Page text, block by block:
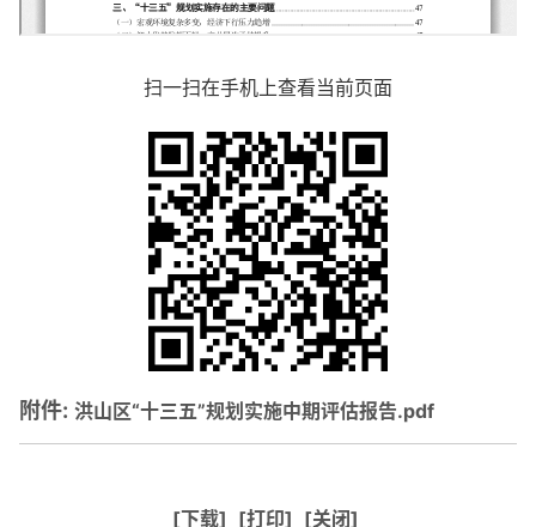
扫一扫在手机上查看当前页面
附件: 洪山区“十三五”规划实施中期评估报告.pdf
[下载] [打印] [关闭]